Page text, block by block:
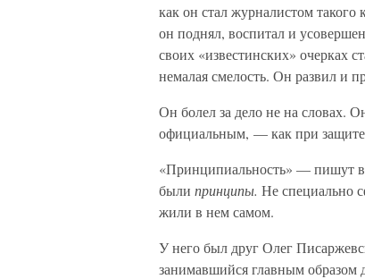
как он стал журналистом такого
он поднял, воспитал и
своих «известинских» очерках
немалая смелость. Он развил и
Он болел за дело не на словах.
официальным, — как при
«Принципиальность» — пишут в
были принципы. Не специально
жили в нем самом.
У него был друг Олег
занимавшийся главным образом